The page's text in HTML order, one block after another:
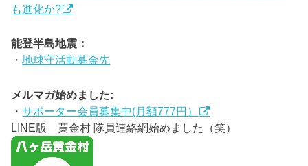
も進化か?
能登半島地震：
・地球守活動募金先
メルマガ始めました:
・サポーター会員募集中(月額777円）
LINE版 黄金村 隊員連絡網始めました（笑）